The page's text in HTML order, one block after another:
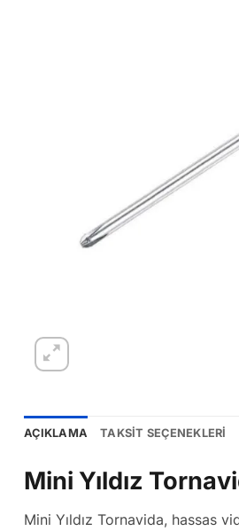
AÇIKLAMA TAKSIT SEÇENEKLERI
Mini Yıldız
Mini Yıldız Tornavida, hassas